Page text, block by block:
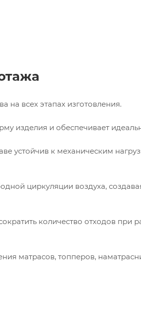
на всех этапах изготовления.
изделия и обеспечивает
устойчив к механическим
циркуляции воздуха,
количество отходов при
матрасов, топперов,